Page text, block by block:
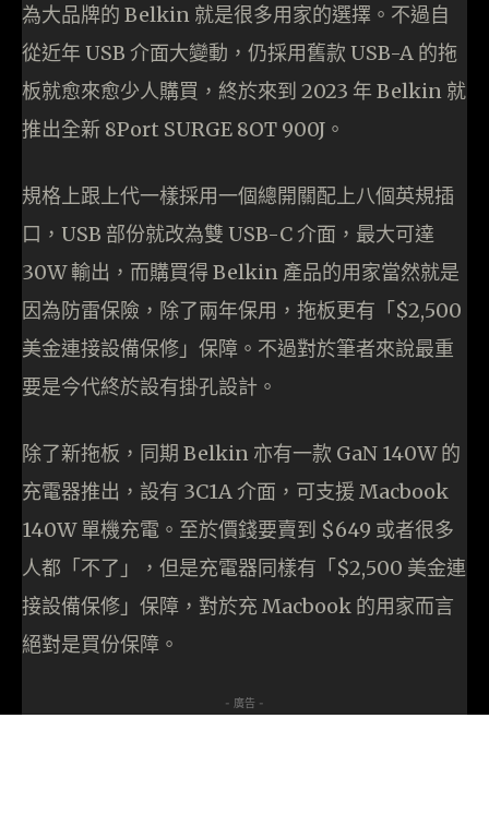
為大品牌的 Belkin 就是很多用家的選擇。不過自
從近年 USB 介面大變動，仍採用舊款 USB-A 的拖
板就愈來愈少人購買，終於來到 2023 年 Belkin 就
推出全新 8Port SURGE 8OT 900J。
規格上跟上代一樣採用一個總開關配上八個英規插
口，USB 部份就改為雙 USB-C 介面，最大可達
30W 輸出，而購買得 Belkin 產品的用家當然就是
因為防雷保險，除了兩年保用，拖板更有「$2,500
美金連接設備保修」保障。不過對於筆者來說最重
要是今代終於設有掛孔設計。
除了新拖板，同期 Belkin 亦有一款 GaN 140W 的
充電器推出，設有 3C1A 介面，可支援 Macbook
140W 單機充電。至於價錢要賣到 $649 或者很多
人都「不了」，但是充電器同樣有「$2,500 美金連
接設備保修」保障，對於充 Macbook 的用家而言
絕對是買份保障。
- 廣告 -